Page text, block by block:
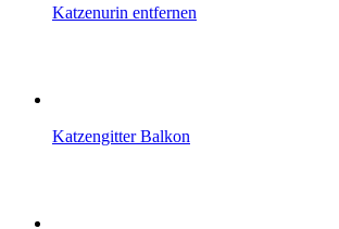
Katzenurin entfernen
Katzengitter Balkon